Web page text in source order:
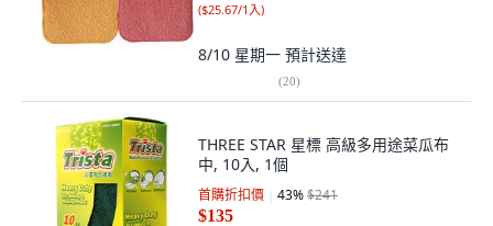
($25.67/1入)
8/10 星期一 預計送達
(20)
THREE STAR 星標 高級多用途菜瓜布
中, 10入, 1個
首購折扣價 43%$241
$135